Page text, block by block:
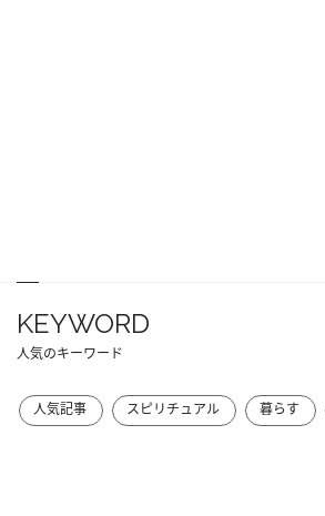
KEYWORD
人気のキーワード
人気記事 スピリチュアル 暮らす